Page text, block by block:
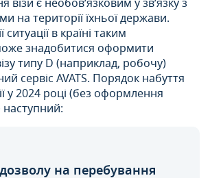
є необов’язковим у зв’язку з
на території їхньої держави.
ситуації в країні таким
знадобитися оформити
типу D (наприклад, робочу)
сервіс AVATS. Порядок набуття
у 2024 році (без оформлення
наступний:
на перебування